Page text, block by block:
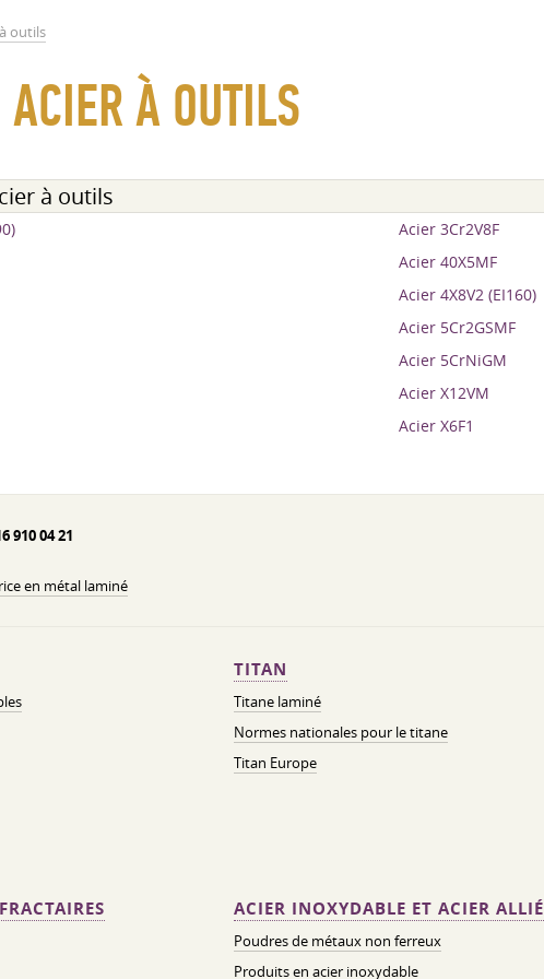
outils
À OUTILS
à outils
Acier 3Cr2V8F
Acier 40X5MF
Acier 4X8V2 (EI160)
Acier 5Cr2GSMF
Acier 5CrNiGM
Acier X12VM
Acier X6F1
910 04 21
en métal laminé
TITAN
Titane laminé
Normes nationales pour le titane
Titan Europe
ACIER INOXYDABLE ET ACIER ALLIÉ
Poudres de métaux non ferreux
Produits en acier inoxydable